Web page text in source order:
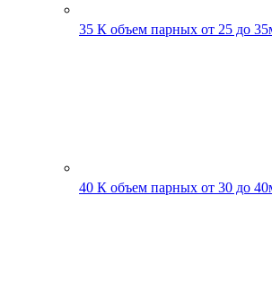
35 К объем парных от 25 до
40 К объем парных от 30 до